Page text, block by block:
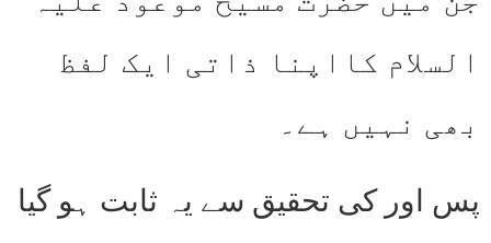
السلام کااپنا ذاتی ایک لفظ
بھی نہیں ہے۔
پس اور کی تحقیق سے یہ ثابت ہو گیا